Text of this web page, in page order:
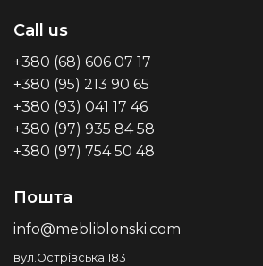
Call us
+380 (68) 606 07 17
+380 (95) 213 90 65
+380 (93) 041 17 46
+380 (97) 935 84 58
+380 (97) 754 50 48
Пошта
info@mebliblonski.com
вул.Острівська 183